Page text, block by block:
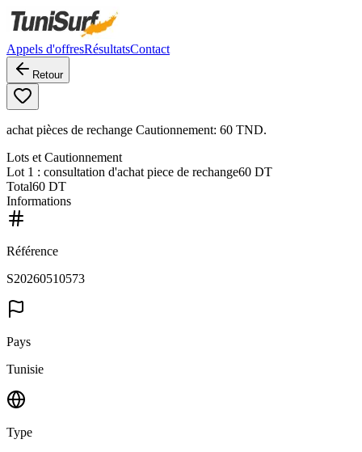
Appels d'offresRésultatsContact
Retour
achat pièces de rechange Cautionnement: 60 TND.
Lots et Cautionnement
Lot 1 : consultation d'achat piece de rechange60 DT
Total60 DT
Informations
Référence
S20260510573
Pays
Tunisie
Type